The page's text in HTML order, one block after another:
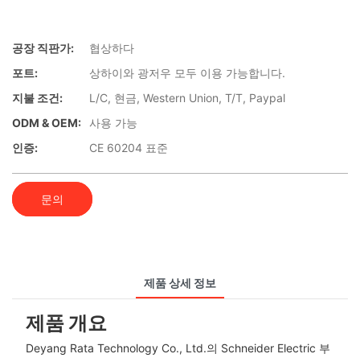
공장 직판가:
협상하다
포트:
상하이와 광저우 모두 이용 가능합니다.
지불 조건:
L/C, 현금, Western Union, T/T, Paypal
ODM & OEM: 사용 가능
인증:
CE 60204 표준​​​​​
문의
제품 상세 정보
제품 개요
Deyang Rata Technology Co., Ltd.의 Schneider Electric 부